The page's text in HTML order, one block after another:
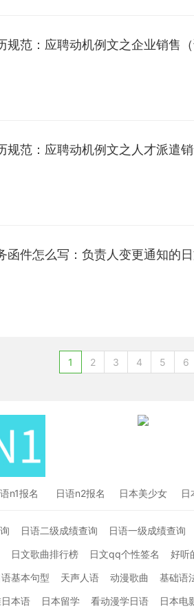
规范：应聘动机例文之企业销售（
规范：应聘动机例文之人才派遣
函件怎么写：负责人变更通知的
1 2 3 4 5 6
n1报名 日语n2报名 日本美少女 日
日语二级成绩查询 日语一级成绩查询
日文歌曲排行榜 日文qq个性签名 好听
语基本句型 天声人语 动漫歌曲 基础语
本语 日本留学 看动漫学日语 日本电